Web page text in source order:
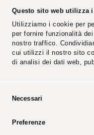
Questo sito web utilizza
Utilizziamo i cookie per
per fornire funzionalità
nostro traffico.
cui utilizzi il nostro sito
di analisi dei dati web,
Necessari
Preferenze